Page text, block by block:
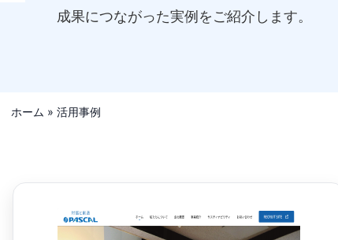
NAVIGO
用
成果につながった実例をご紹介します。
ホーム »活用事例